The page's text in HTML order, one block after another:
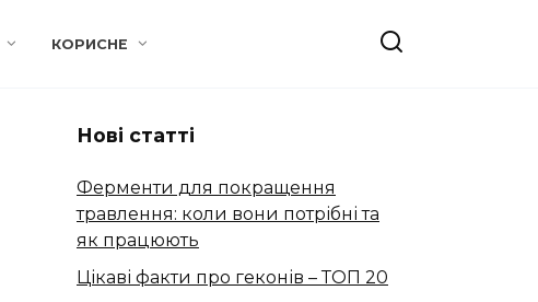
КОРИСНЕ
Нові статті
Ферменти для покращення
травлення: коли вони потрібні та
як працюють
Цікаві факти про геконів – ТОП 20